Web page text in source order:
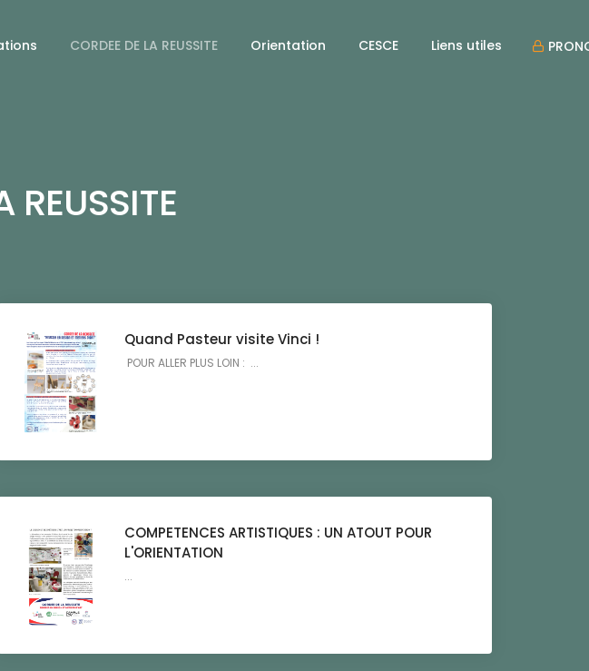
CORDEE DE LA REUSSITE Orientation CESCE Liens utiles
REUSSITE
Quand Pasteur visite Vinci !
POUR ALLER PLUS LOIN : ...
COMPETENCES ARTISTIQUES : UN ATOUT POUR
L'ORIENTATION
...